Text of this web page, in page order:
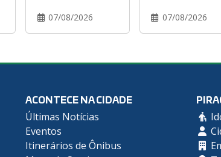
07/08/2026 07/08/2026
ACONTECE NA CIDADE
Últimas Notícias
Eventos
Itinerários de Ônibus